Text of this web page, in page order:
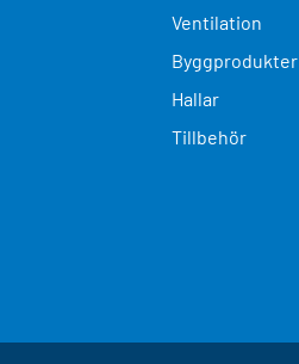
Ventilation
Byggprodukter
Hallar
Tillbehör